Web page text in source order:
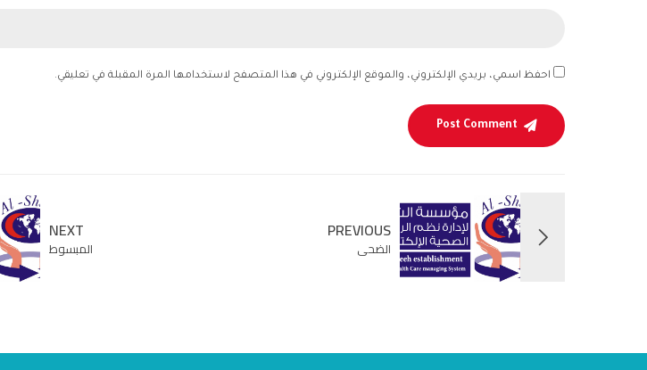
احفظ اسمي، بريدي الإلكتروني، والموقع الإلكتروني في هذا المتصفح لاستخدامها المرة المقبلة في تعليقي.
Post Comment
PREVIOUS
الضحى
NEXT
المبسوط